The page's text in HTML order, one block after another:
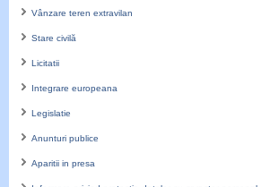
Vânzare teren extravilan
Stare civilă
Licitatii
Integrare europeana
Legislatie
Anunturi publice
Aparitii in presa